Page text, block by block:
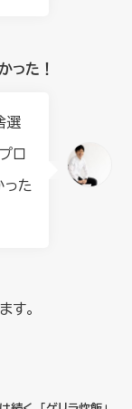
った！
選
ロ
った
す。